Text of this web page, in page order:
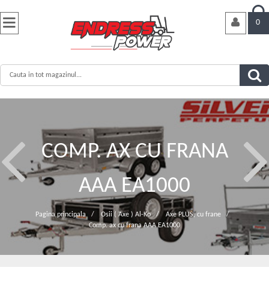

0

COMP. AX CU FRANA
AAA EA1000
Pagina principala / Osii ( Axe ) Al-Ko / Axe PLUS, cu frane
/
Comp. ax cu frana AAA EA1000